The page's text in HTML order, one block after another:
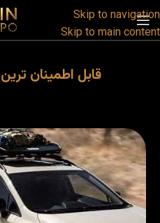
Skip to navigation
Skip to main content
قابل اطمینان